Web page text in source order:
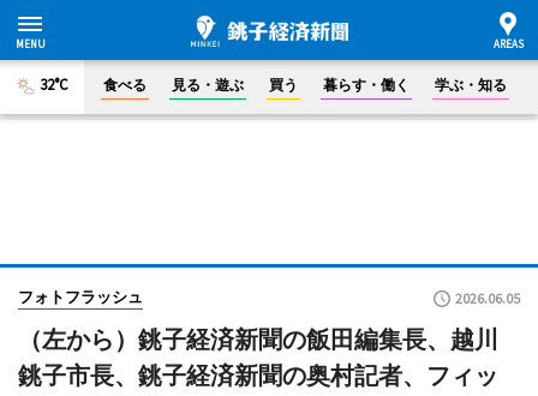
32°C 食べる 見る・遊ぶ 買う 暮らす・働く 学ぶ・知る
フォトフラッシュ 2026.06.05
（左から）銚子経済新聞の飯田編集長、越川
銚子市長、銚子経済新聞の奥村記者、フィッ